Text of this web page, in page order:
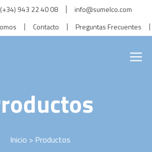
(+34) 943 22 40 08
info@sumelco.com
Contacto Preguntas Frecuentes
Inicio > Productos